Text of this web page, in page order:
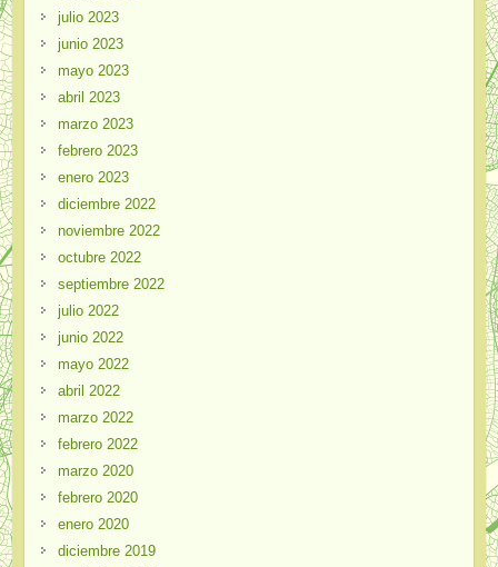
julio 2023
junio 2023
mayo 2023
abril 2023
marzo 2023
febrero 2023
enero 2023
diciembre 2022
noviembre 2022
octubre 2022
septiembre 2022
julio 2022
junio 2022
mayo 2022
abril 2022
marzo 2022
febrero 2022
marzo 2020
febrero 2020
enero 2020
diciembre 2019